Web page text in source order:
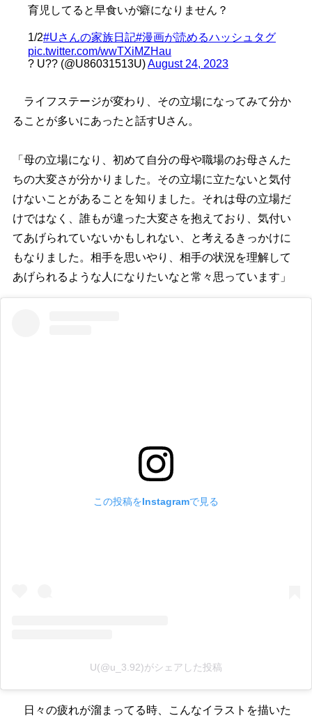
育児してると早食いが癖になりません？
1/2#Uさんの家族日記#漫画が読めるハッシュタグ
pic.twitter.com/wwTXiMZHau
? U?? (@U86031513U)August 24, 2023
ライフステージが変わり、その立場になってみて分か
ることが多いにあったと話すUさん。
「母の立場になり、初めて自分の母や職場のお母さんた
ちの大変さが分かりました。その立場に立たないと気付
けないことがあることを知りました。それは母の立場だ
けではなく、誰もが違った大変さを抱えており、気付い
てあげられていないかもしれない、と考えるきっかけに
もなりました。相手を思いやり、相手の状況を理解して
あげられるような人になりたいなと常々思っています」
この投稿をInstagramで見る
U(@u_3.92)がシェアした投稿
日々の疲れが溜まってる時、こんなイラストを描いた